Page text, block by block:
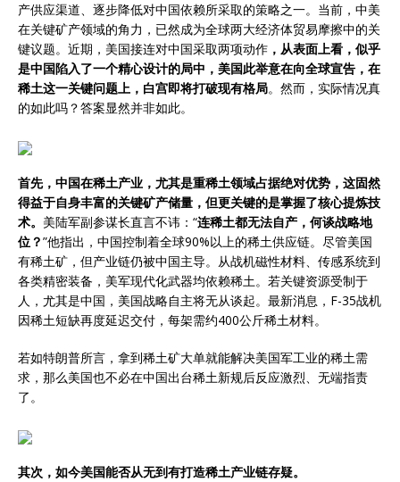
产供应渠道、逐步降低对中国依赖所采取的策略之一。当前，中美
在关键矿产领域的角力，已然成为全球两大经济体贸易摩擦中的关
键议题。近期，美国接连对中国采取两项动作 ，从表面上看，似乎
是中国陷入了一个精心设计的局中，美国此举意在向全球宣告，在
稀土这一关键问题上，白宫即将打破现有格局。然而，实际情况真
的如此吗？答案显然并非如此。
首先，中国在稀土产业，尤其是重稀土领域占据绝对优势，这固然
得益于自身丰富的关键矿产储量，但更关键的是掌握了核心提炼技
术。 美陆军副参谋长直言不讳：“连稀土都无法自产，何谈战略地
位？”他指出，中国控制着全球90%以上的稀土供应链。尽管美国
有稀土矿，但产业链仍被中国主导。从战机磁性材料、传感系统到
各类精密装备，美军现代化武器均依赖稀土。若关键资源受制于
人，尤其是中国，美国战略自主将无从谈起。最新消息，F-35战机
因稀土短缺再度延迟交付，每架需约400公斤稀土材料。
若如特朗普所言，拿到稀土矿大单就能解决美国军工业的稀土需
求，那么美国也不必在中国出台稀土新规后反应激烈、无端指责
了。
其次，如今美国能否从无到有打造稀土产业链存疑。